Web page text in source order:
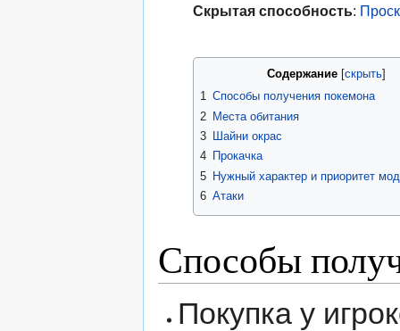
Скрытая способность:
Содержание
1 Способы получения покемона
2 Места обитания
3
Шайни окрас
4 Прокачка
5 Нужный характер и приоритет
6 Атаки
Способы
Покупка у